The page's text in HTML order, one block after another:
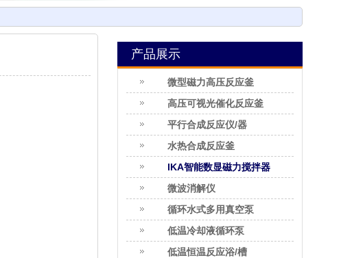
产品展示
微型磁力高压反应釜
高压可视光催化反应釜
平行合成反应仪/器
水热合成反应釜
lKA智能数显磁力搅拌器
微波消解仪
循环水式多用真空泵
低温冷却液循环泵
低温恒温反应浴/槽